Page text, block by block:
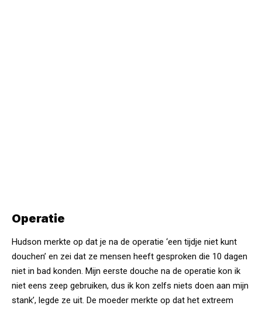
Operatie
Hudson merkte op dat je na de operatie ‘een tijdje niet kunt
douchen’ en zei dat ze mensen heeft gesproken die 10 dagen
niet in bad konden. Mijn eerste douche na de operatie kon ik
niet eens zeep gebruiken, dus ik kon zelfs niets doen aan mijn
stank’, legde ze uit. De moeder merkte op dat het extreem